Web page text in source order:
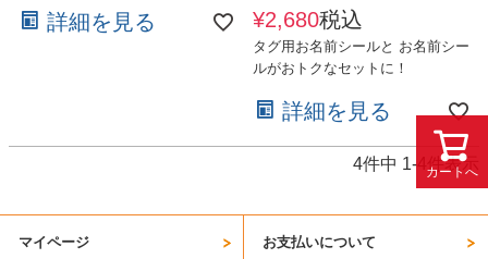
詳細を見る
¥2,680税込
タグ用お名前シールと お名前シー
ルがおトクなセットに！
詳細を見る
4件中 1- 件表示
カートへ
マイページ お支払いについて